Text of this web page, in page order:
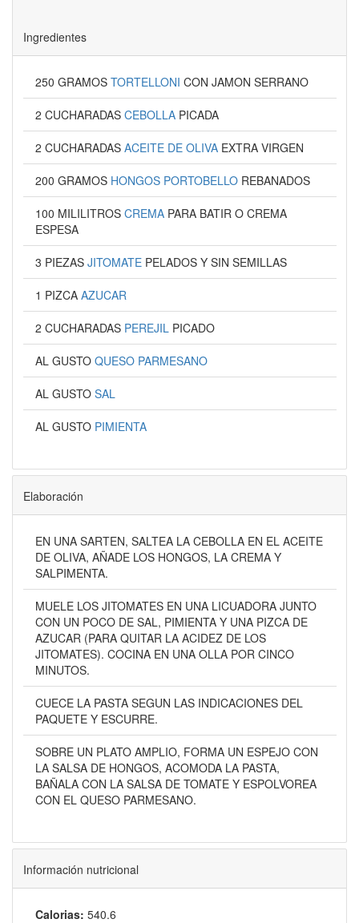
Ingredientes
250 GRAMOS TORTELLONI CON JAMON SERRANO
2 CUCHARADAS CEBOLLA PICADA
2 CUCHARADAS ACEITE DE OLIVA EXTRA VIRGEN
200 GRAMOS HONGOS PORTOBELLO REBANADOS
100 MILILITROS CREMA PARA BATIR O CREMA
ESPESA
3 PIEZAS JITOMATE PELADOS Y SIN SEMILLAS
1 PIZCA AZUCAR
2 CUCHARADAS PEREJIL PICADO
AL GUSTO QUESO PARMESANO
AL GUSTO SAL
AL GUSTO PIMIENTA
Elaboración
EN UNA SARTEN, SALTEA LA CEBOLLA EN EL ACEITE
DE OLIVA, AÑADE LOS HONGOS, LA CREMA Y
SALPIMENTA.
MUELE LOS JITOMATES EN UNA LICUADORA JUNTO
CON UN POCO DE SAL, PIMIENTA Y UNA PIZCA DE
AZUCAR (PARA QUITAR LA ACIDEZ DE LOS
JITOMATES). COCINA EN UNA OLLA POR CINCO
MINUTOS.
CUECE LA PASTA SEGUN LAS INDICACIONES DEL
PAQUETE Y ESCURRE.
SOBRE UN PLATO AMPLIO, FORMA UN ESPEJO CON
LA SALSA DE HONGOS, ACOMODA LA PASTA,
BAÑALA CON LA SALSA DE TOMATE Y ESPOLVOREA
CON EL QUESO PARMESANO.
Información nutricional
Calorias: 540.6